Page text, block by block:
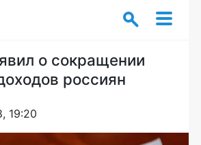
о сокращении
россиян
19:20